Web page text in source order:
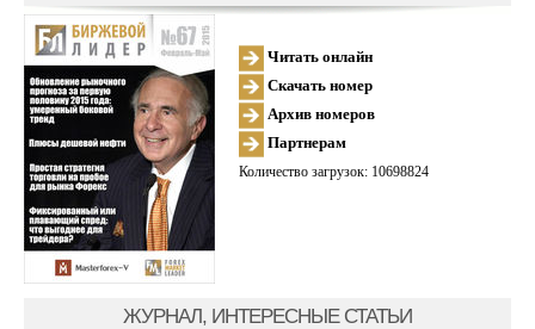
Читать онлайн
Скачать номер
Архив номеров
Партнерам
Количество загрузок: 10698824
ЖУРНАЛ, ИНТЕРЕСНЫЕ СТАТЬИ